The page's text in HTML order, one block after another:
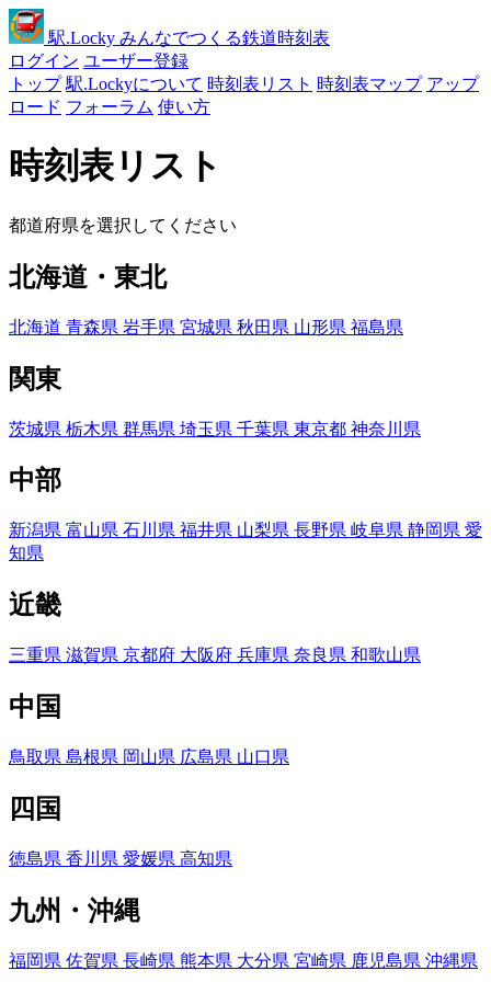
駅.Locky みんなでつくる鉄道時刻表
ログイン ユーザー登録
トップ 駅.Lockyについて 時刻表リスト 時刻表マップ アップ
ロード フォーラム 使い方
時刻表リスト
都道府県を選択してください
北海道・東北
北海道 青森県 岩手県 宮城県 秋田県 山形県 福島県
関東
茨城県 栃木県 群馬県 埼玉県 千葉県 東京都 神奈川県
中部
新潟県 富山県 石川県 福井県 山梨県 長野県 岐阜県 静岡県 愛
知県
近畿
三重県 滋賀県 京都府 大阪府 兵庫県 奈良県 和歌山県
中国
鳥取県 島根県 岡山県 広島県 山口県
四国
徳島県 香川県 愛媛県 高知県
九州・沖縄
福岡県 佐賀県 長崎県 熊本県 大分県 宮崎県 鹿児島県 沖縄県